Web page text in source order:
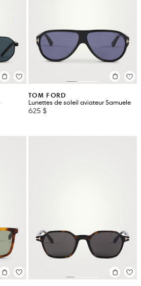
TOM FORD
Lunettes de soleil aviateur Samuele
625 $